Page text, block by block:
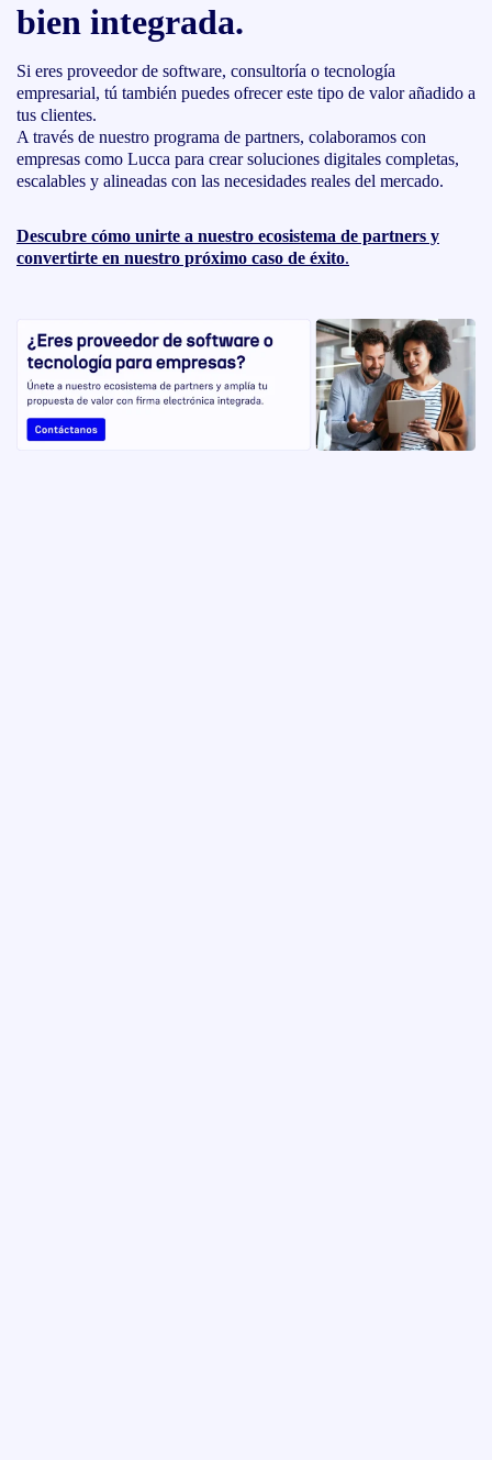
bien integrada.
Si eres proveedor de software, consultoría o tecnología
empresarial, tú también puedes ofrecer este tipo de valor añadido a
tus clientes.
A través de nuestro programa de partners, colaboramos con
empresas como Lucca para crear soluciones digitales completas,
escalables y alineadas con las necesidades reales del mercado.
Descubre cómo unirte a nuestro ecosistema de partners y
convertirte en nuestro próximo caso de éxito.